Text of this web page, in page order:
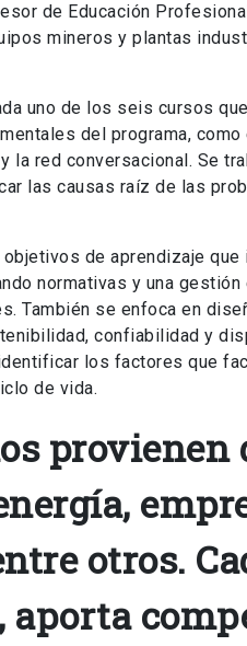
de Educación
mineros y plantas
uno de los seis cursos
del programa, como
la red conversacional. Se
las causas raíz de las
de aprendizaje
normativas y una
También se enfoca en
confiabilidad y
los factores que
de vida.
provienen
otros.
aporta